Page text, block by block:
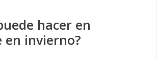
hacer en
en invierno?